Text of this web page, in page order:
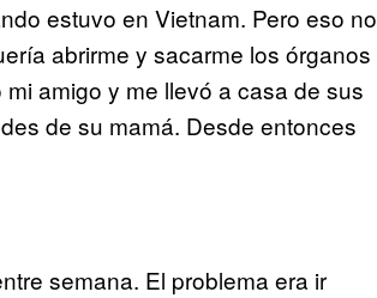
estuvo en Vietnam. Pero eso no
abrirme y sacarme los órganos
amigo y me llevó a casa de sus
de su mamá. Desde entonces
semana. El problema era ir